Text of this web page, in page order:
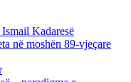
Kadaresë
në moshën 89-vjeçare